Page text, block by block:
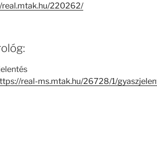
real.mtak.hu/220262/
real-ms.mtak.hu/26728/1/